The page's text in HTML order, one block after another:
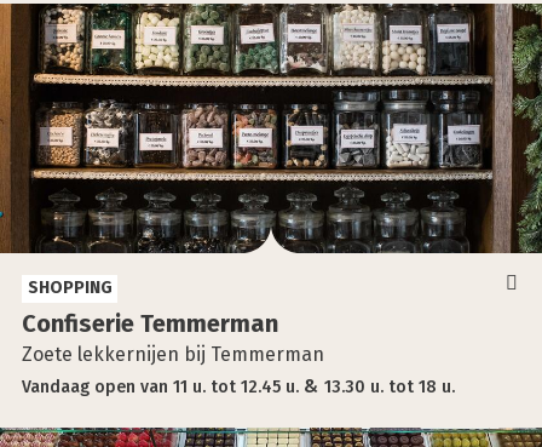
Con­fi­se­rie Tem­mer­man
Zoete lekkernijen bij Temmerman
SHOPPING
Vandaag open van 11 u. tot 12.45 u. 13.30 u. tot18 u.